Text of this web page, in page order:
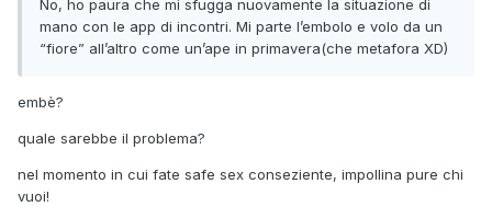
No, ho paura che mi sfugga nuovamente la situazione di
mano con le app di incontri. Mi parte l’embolo e volo da un
“fiore” all’altro come un’ape in primavera(che metafora XD)
embè?
quale sarebbe il problema?
nel momento in cui fate safe sex conseziente, impollina pure chi
vuoi!